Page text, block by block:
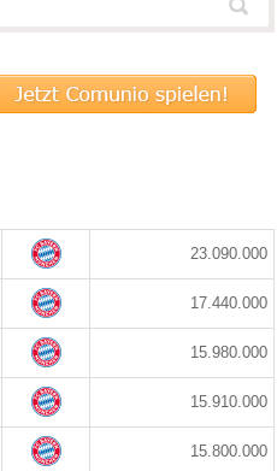
23.090.000
17.440.000
15.980.000
15.910.000
15.800.000